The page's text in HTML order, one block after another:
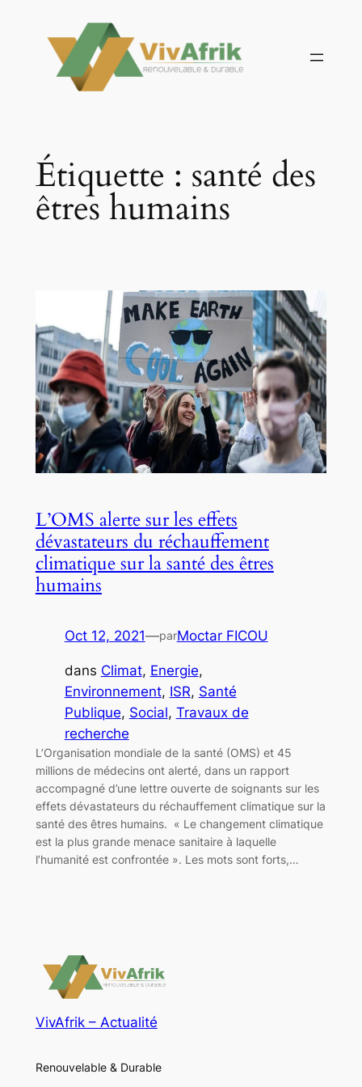
contenu
Étiquette : santé des
êtres humains
L’OMS alerte sur les effets
dévastateurs du réchauffement
climatique sur la santé des êtres
humains
Oct 12, 2021—parMoctar FICOU
dans Climat, Energie
Environnement, ISR, Santé
Publique, Social, Travaux de
recherche
L’Organisation mondiale de la santé (OMS) et 45
millions de médecins ont alerté, dans un rapport
accompagné d’une lettre ouverte de soignants sur les
effets dévastateurs du réchauffement climatique sur la
santé des êtres humains. « Le changement climatique
est la plus grande menace sanitaire à laquelle
l’humanité est confrontée ». Les mots sont forts,…
VivAfrik – Actualité
Renouvelable & Durable